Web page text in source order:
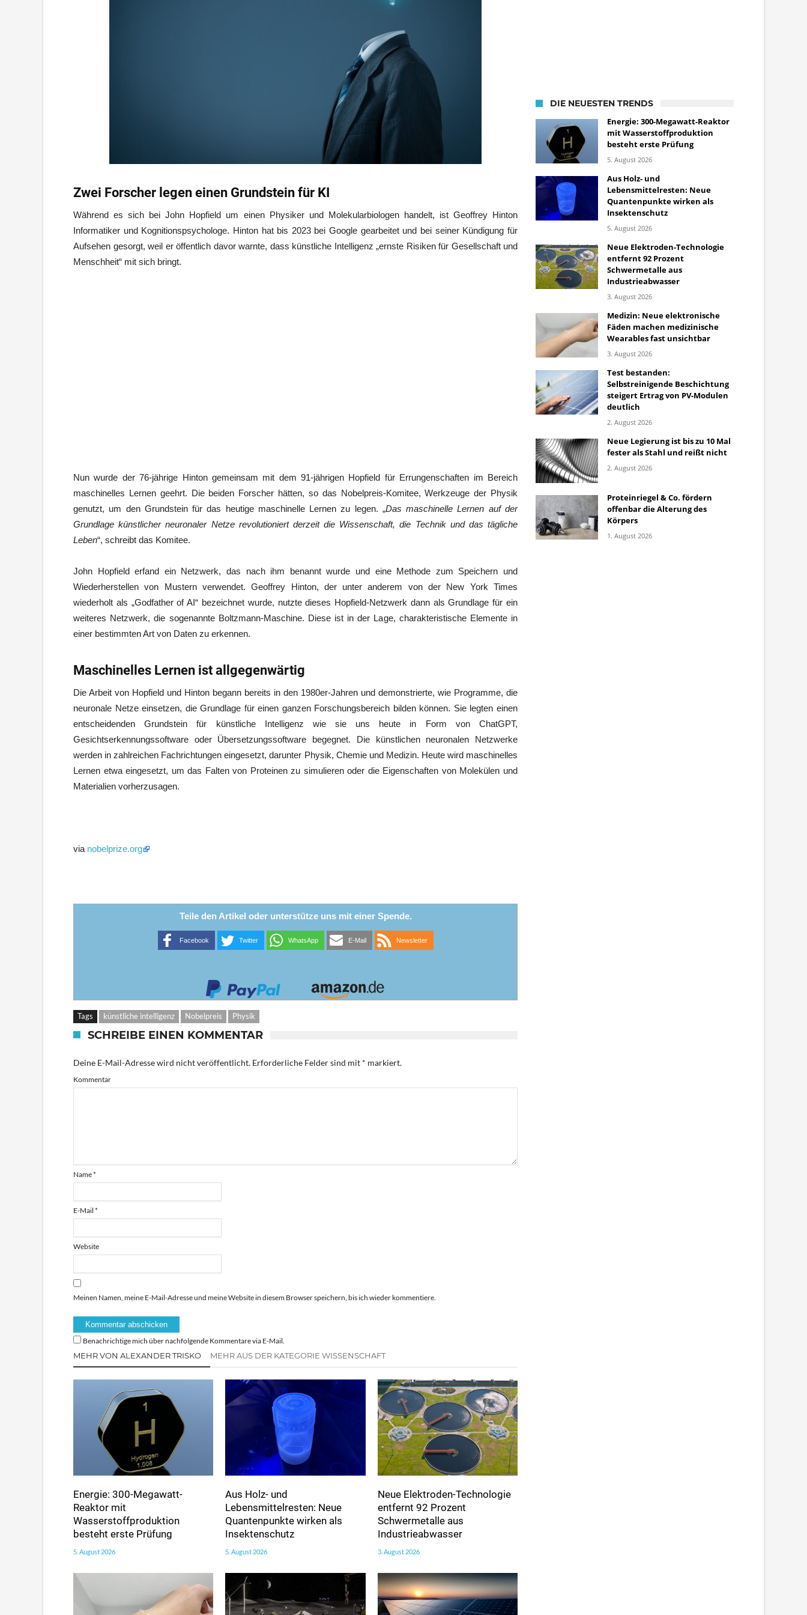
Zwei Forscher legen einen Grundstein für KI
Während es sich bei John Hopfield um einen Physiker und Molekularbiologen handelt, ist Geoffrey Hinton
Informatiker und Kognitionspsychologe. Hinton hat bis 2023 bei Google gearbeitet und bei seiner Kündigung für
Aufsehen gesorgt, weil er öffentlich davor warnte, dass künstliche Intelligenz „ernste Risiken für Gesellschaft und
Menschheit“ mit sich bringt.
Nun wurde der 76-jährige Hinton gemeinsam mit dem 91-jährigen Hopfield für Errungenschaften im Bereich
maschinelles Lernen geehrt. Die beiden Forscher hätten, so das Nobelpreis-Komitee, Werkzeuge der Physik
genutzt, um den Grundstein für das heutige maschinelle Lernen zu legen. „Das maschinelle Lernen auf der
Grundlage künstlicher neuronaler Netze revolutioniert derzeit die Wissenschaft, die Technik und das tägliche
Leben“, schreibt das Komitee.
John Hopfield erfand ein Netzwerk, das nach ihm benannt wurde und eine Methode zum Speichern und
Wiederherstellen von Mustern verwendet. Geoffrey Hinton, der unter anderem von der New York Times
wiederholt als „Godfather of AI“ bezeichnet wurde, nutzte dieses Hopfield-Netzwerk dann als Grundlage für ein
weiteres Netzwerk, die sogenannte Boltzmann-Maschine. Diese ist in der Lage, charakteristische Elemente in
einer bestimmten Art von Daten zu erkennen.
Maschinelles Lernen ist allgegenwärtig
Die Arbeit von Hopfield und Hinton begann bereits in den 1980er-Jahren und demonstrierte, wie Programme, die
neuronale Netze einsetzen, die Grundlage für einen ganzen Forschungsbereich bilden können. Sie legten einen
entscheidenden Grundstein für künstliche Intelligenz wie sie uns heute in Form von ChatGPT,
Gesichtserkennungssoftware oder Übersetzungssoftware begegnet. Die künstlichen neuronalen Netzwerke
werden in zahlreichen Fachrichtungen eingesetzt, darunter Physik, Chemie und Medizin. Heute wird maschinelles
Lernen etwa eingesetzt, um das Falten von Proteinen zu simulieren oder die Eigenschaften von Molekülen und
Materialien vorherzusagen.
via nobelprize.org
Teile den Artikel oder unterstütze uns mit einer Spende.
Facebook Twitter WhatsApp E-Mail Newsletter
Tags künstliche intelligenz Nobelpreis Physik
SCHREIBE EINEN KOMMENTAR
Deine E-Mail-Adresse wird nicht veröffentlicht. Erforderliche Felder sind mit * markiert.
Kommentar
Name*
E-Mail *
Website
Meinen Namen, meine E-Mail-Adresse und meine Website in diesem Browser speichern, bis ich wieder kommentiere.
Benachrichtige mich über nachfolgende Kommentare via E-Mail.
MEHR VON ALEXANDER TRISKO MEHR AUS DER KATEGORIE WISSENSCHAFT
Energie: 300-Megawatt-
Reaktor mit
Wasserstoffproduktion
besteht erste Prüfung
5. August 2026
Aus Holz- und
Lebensmittelresten: Neue
Quantenpunkte wirken als
Insektenschutz
5. August 2026
Neue Elektroden-Technologie
entfernt 92 Prozent
Schwermetalle aus
Industrieabwasser
3. August 2026
DIE NEUESTEN TRENDS
Energie: 300-Megawatt-Reaktor
mit Wasserstoffproduktion
besteht erste Prüfung
5. August 2026
Aus Holz- und
Lebensmittelresten: Neue
Quantenpunkte wirken als
Insektenschutz
5. August 2026
Neue Elektroden-Technologie
entfernt 92 Prozent
Schwermetalle aus
Industrieabwasser
3. August 2026
Medizin: Neue elektronische
Fäden machen medizinische
Wearables fast unsichtbar
3. August 2026
Test bestanden:
Selbstreinigende Beschichtung
steigert Ertrag von PV-Modulen
deutlich
2. August 2026
Neue Legierung ist bis zu 10 Mal
fester als Stahl und reißt nicht
2. August 2026
Proteinriegel & Co. fördern
offenbar die Alterung des
Körpers
1. August 2026